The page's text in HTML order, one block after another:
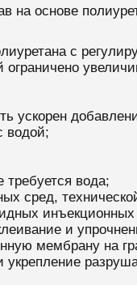
на основе
с
ускорен
водой;
вода;
сред,
и
мембрану на
укрепление